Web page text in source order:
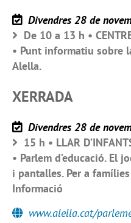
Divendres 28 de
De 10 a 13 h •
• Punt informatiu sobre
Alella.
XERRADA
Divendres 28 de
15 h • LLAR
• Parlem d’educació. El
i pantalles. Per a
Informació
www.alella.cat/